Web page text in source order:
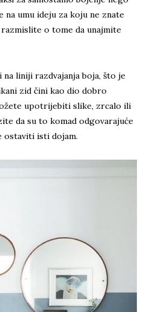
na umu ideju za koju ne znate
o tome da unajmite
liniji razdvajanja boja, što je
zid čini kao dio dobro
upotrijebiti slike, zrcalo ili
da su to komad odgovarajuće
ostaviti isti dojam.